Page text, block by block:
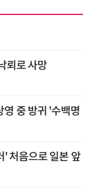
뢰로 사망
중 방귀 '수백명
처음으로 일본 앞